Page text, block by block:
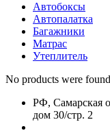
Автобоксы
Автопалатка
Багажники
Матрас
Утеплитель
No products were
РФ, Самарская
дом 30/стр. 2